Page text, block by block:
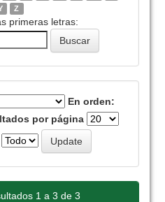
Z
primeras letras:
En orden:
por página
1 a 3 de 3